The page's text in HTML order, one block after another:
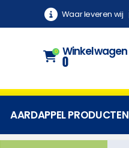
Waar leveren wij
0 Winkelwagen
0
AARDAPPEL PRODUCTEN